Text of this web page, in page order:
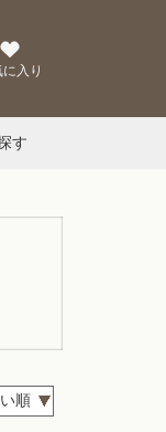
に入り
す